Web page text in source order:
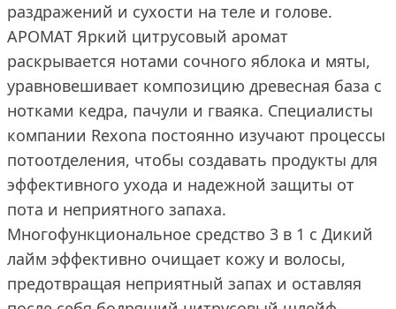
раздражений и сухости на теле и голове.
АРОМАТ Яркий цитрусовый аромат
раскрывается нотами сочного яблока и мяты,
уравновешивает композицию древесная база с
нотками кедра, пачули и гваяка. Специалисты
компании Rexona постоянно изучают процессы
потоотделения, чтобы создавать продукты для
эффективного ухода и надежной защиты от
пота и неприятного запаха.
Многофункциональное средство 3 в 1 с Дикий
лайм эффективно очищает кожу и волосы,
предотвращая неприятный запах и оставляя